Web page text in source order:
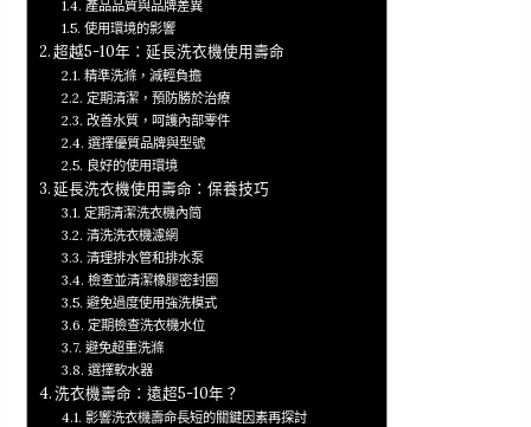
產品品質與品牌差異
使用環境的影響
超越5-10年：延長洗衣機使用壽命
精準洗滌，減輕負擔
定期清潔，預防勝於治療
改善水質，呵護內部零件
選擇優質品牌與型號
良好的使用環境
延長洗衣機使用壽命：保養技巧
定期清潔洗衣機內筒
清洗洗衣機濾網
清理排水管和排水泵
檢查並清潔橡膠密封圈
避免過度使用強洗模式
定期檢查洗衣機水位
避免超重洗滌
選擇軟水器
洗衣機壽命：遠超5-10年？
影響洗衣機壽命長短的關鍵因素再探討